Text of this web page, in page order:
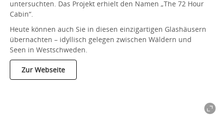
untersuchten. Das Projekt erhielt den Namen „The 72 Hour
Cabin“.
Heute können auch Sie in diesen einzigartigen Glashäusern
übernachten – idyllisch gelegen zwischen Wäldern und
Seen in Westschweden.
Zur Webseite